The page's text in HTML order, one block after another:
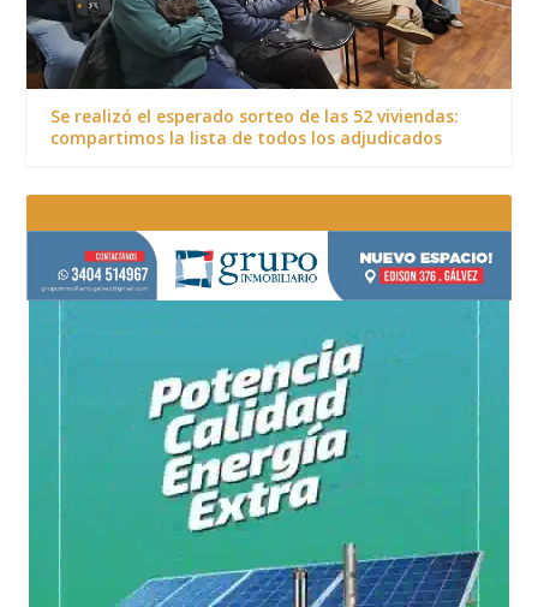
Se realizó el esperado sorteo de las 52 viviendas:
compartimos la lista de todos los adjudicados